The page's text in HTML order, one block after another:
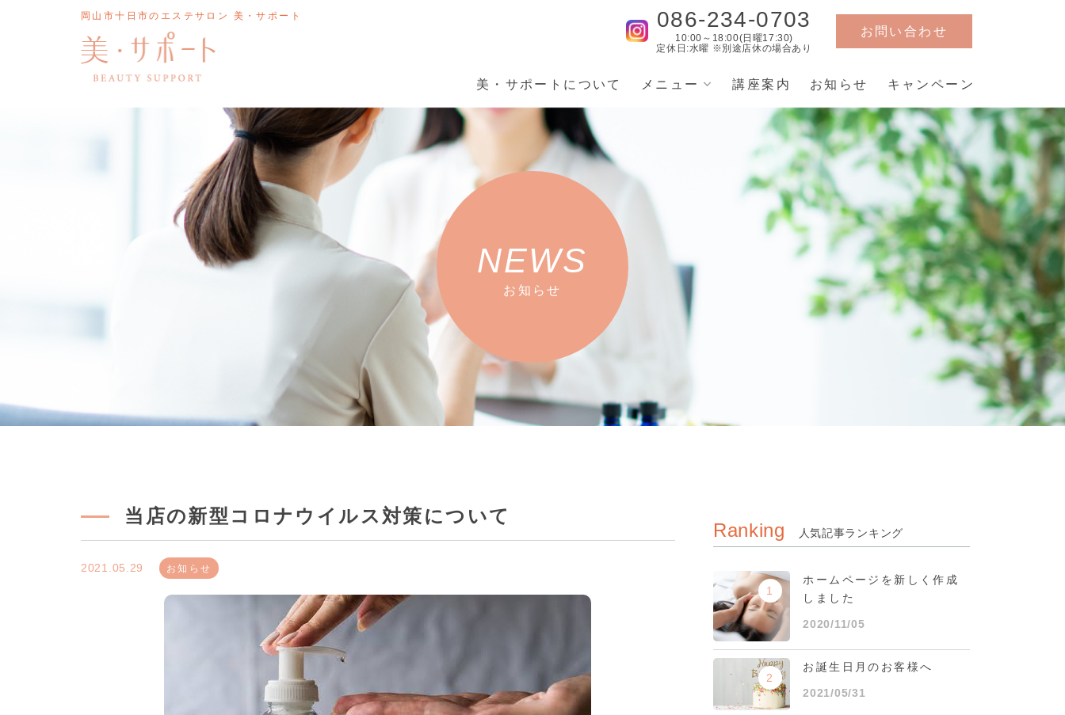
岡山市十日市のエステサロン 美・サポート 086-234-0703
10:00～18:00(日曜17:30)
定休日:水曜 ※別途店休の場合あり
お問い合わせ
美・サポートについて メニュー 講座案内 お知らせ キャンペーン
NEWS
お知らせ
当店の新型コロナウイルス対策について
2021.05.29 お知らせ
Ranking 人気記事ランキング
1
ホームページを新しく作成
しました
2020/11/05
2
お誕生日月のお客様へ
2021/05/31